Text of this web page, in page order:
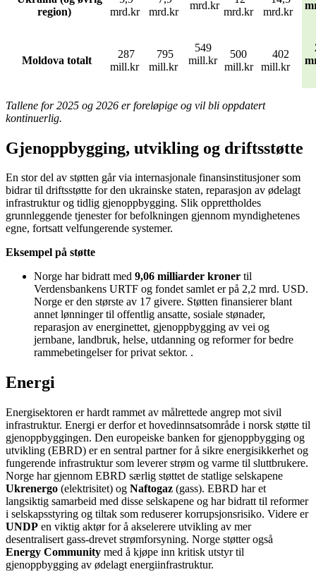
region)
mrd.kr
mrd.kr
mrd.kr
mrd.kr
mrd.kr
Moldova totalt
287
mill.kr
795
mill.kr
549
mill.kr
500
mill.kr
402
mill.kr
Tallene for 2025 og 2026 er foreløpige og vil bli oppdatert
kontinuerlig.
Gjenoppbygging, utvikling og driftsstøtte
En stor del av støtten går via internasjonale finansinstitusjoner som
bidrar til driftsstøtte for den ukrainske staten, reparasjon av ødelagt
infrastruktur og tidlig gjenoppbygging. Slik opprettholdes
grunnleggende tjenester for befolkningen gjennom myndighetenes
egne, fortsatt velfungerende systemer.
Eksempel på støtte
Norge har bidratt med 9,06 milliarder kroner til
Verdensbankens URTF og fondet samlet er på 2,2 mrd. USD.
Norge er den største av 17 givere. Støtten finansierer blant
annet lønninger til offentlig ansatte, sosiale stønader,
reparasjon av energinettet, gjenoppbygging av vei og
jernbane, landbruk, helse, utdanning og reformer for bedre
rammebetingelser for privat sektor. .
Energi
Energisektoren er hardt rammet av målrettede angrep mot sivil
infrastruktur. Energi er derfor et hovedinnsatsområde i norsk støtte til
gjenoppbyggingen. Den europeiske banken for gjenoppbygging og
utvikling (EBRD) er en sentral partner for å sikre energisikkerhet og
fungerende infrastruktur som leverer strøm og varme til sluttbrukere.
Norge har gjennom EBRD særlig støttet de statlige selskapene
Ukrenergo (elektrisitet) og Naftogaz (gass). EBRD har et
langsiktig samarbeid med disse selskapene og har bidratt til reformer
i selskapsstyring og tiltak som reduserer korrupsjonsrisiko. Videre er
UNDP en viktig aktør for å akselerere utvikling av mer
desentralisert gass-drevet strømforsyning. Norge støtter også
Energy Community med å kjøpe inn kritisk utstyr til
gjenoppbygging av ødelagt energiinfrastruktur.